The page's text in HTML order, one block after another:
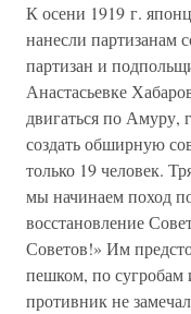
К осени 1919 г.
нанесли партизанам
партизан и
Анастасьевке
двигаться по Амуру,
создать обширную
только 19 человек.
мы начинаем поход
восстановление
Советов!» Им
пешком, по сугробам
противник не